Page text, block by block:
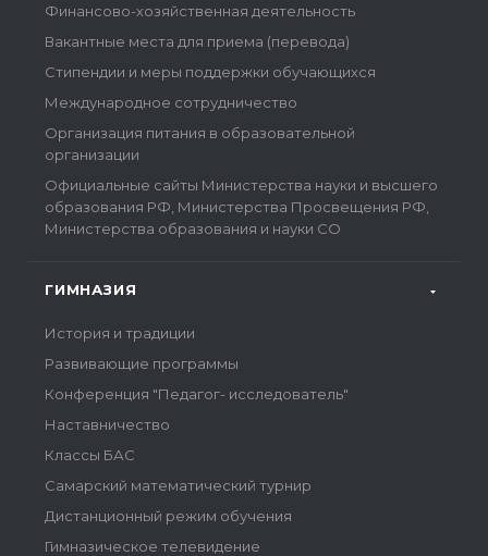
Финансово-хозяйственная деятельность
Вакантные места для приема (перевода)
Стипендии и меры поддержки обучающихся
Международное сотрудничество
Организация питания в образовательной
организации
Официальные сайты Министерства науки и высшего
образования РФ, Министерства Просвещения РФ,
Министерства образования и науки СО
ГИМНАЗИЯ
История и традиции
Развивающие программы
Конференция "Педагог- исследователь"
Наставничество
Классы БАС
Самарский математический турнир
Дистанционный режим обучения
Гимназическое телевидение